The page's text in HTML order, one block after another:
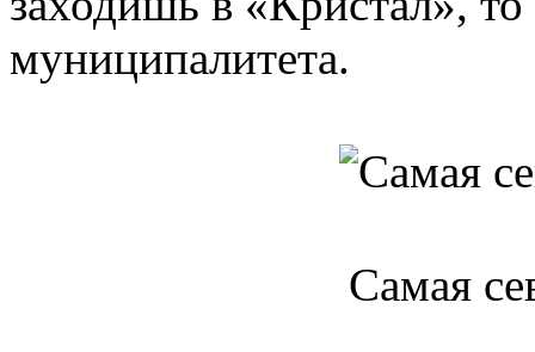
муниципалитета.
Самая